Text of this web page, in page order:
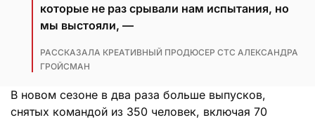
которые не раз срывали нам испытания, но
мы выстояли, —
РАССКАЗАЛА КРЕАТИВНЫЙ ПРОДЮСЕР СТС АЛЕКСАНДРА
ГРОЙСМАН
В новом сезоне в два раза больше выпусков,
снятых командой из 350 человек, включая 70